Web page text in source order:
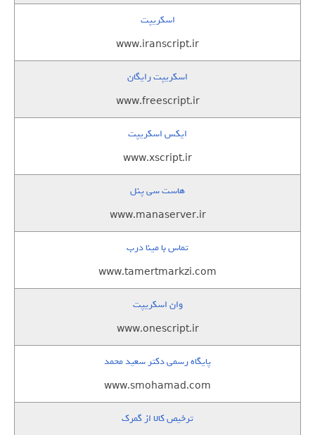
اسکریپت
www.iranscript.ir
اسکریپت رایگان
www.freescript.ir
ایکس اسکریپت
www.xscript.ir
هاست سی پنل
www.manaserver.ir
تماس با مینا درب
www.tamertmarkzi.com
وان اسکریپت
www.onescript.ir
پایگاه رسمی دکتر سعید محمد
www.smohamad.com
ترخیص کالا از گمرک